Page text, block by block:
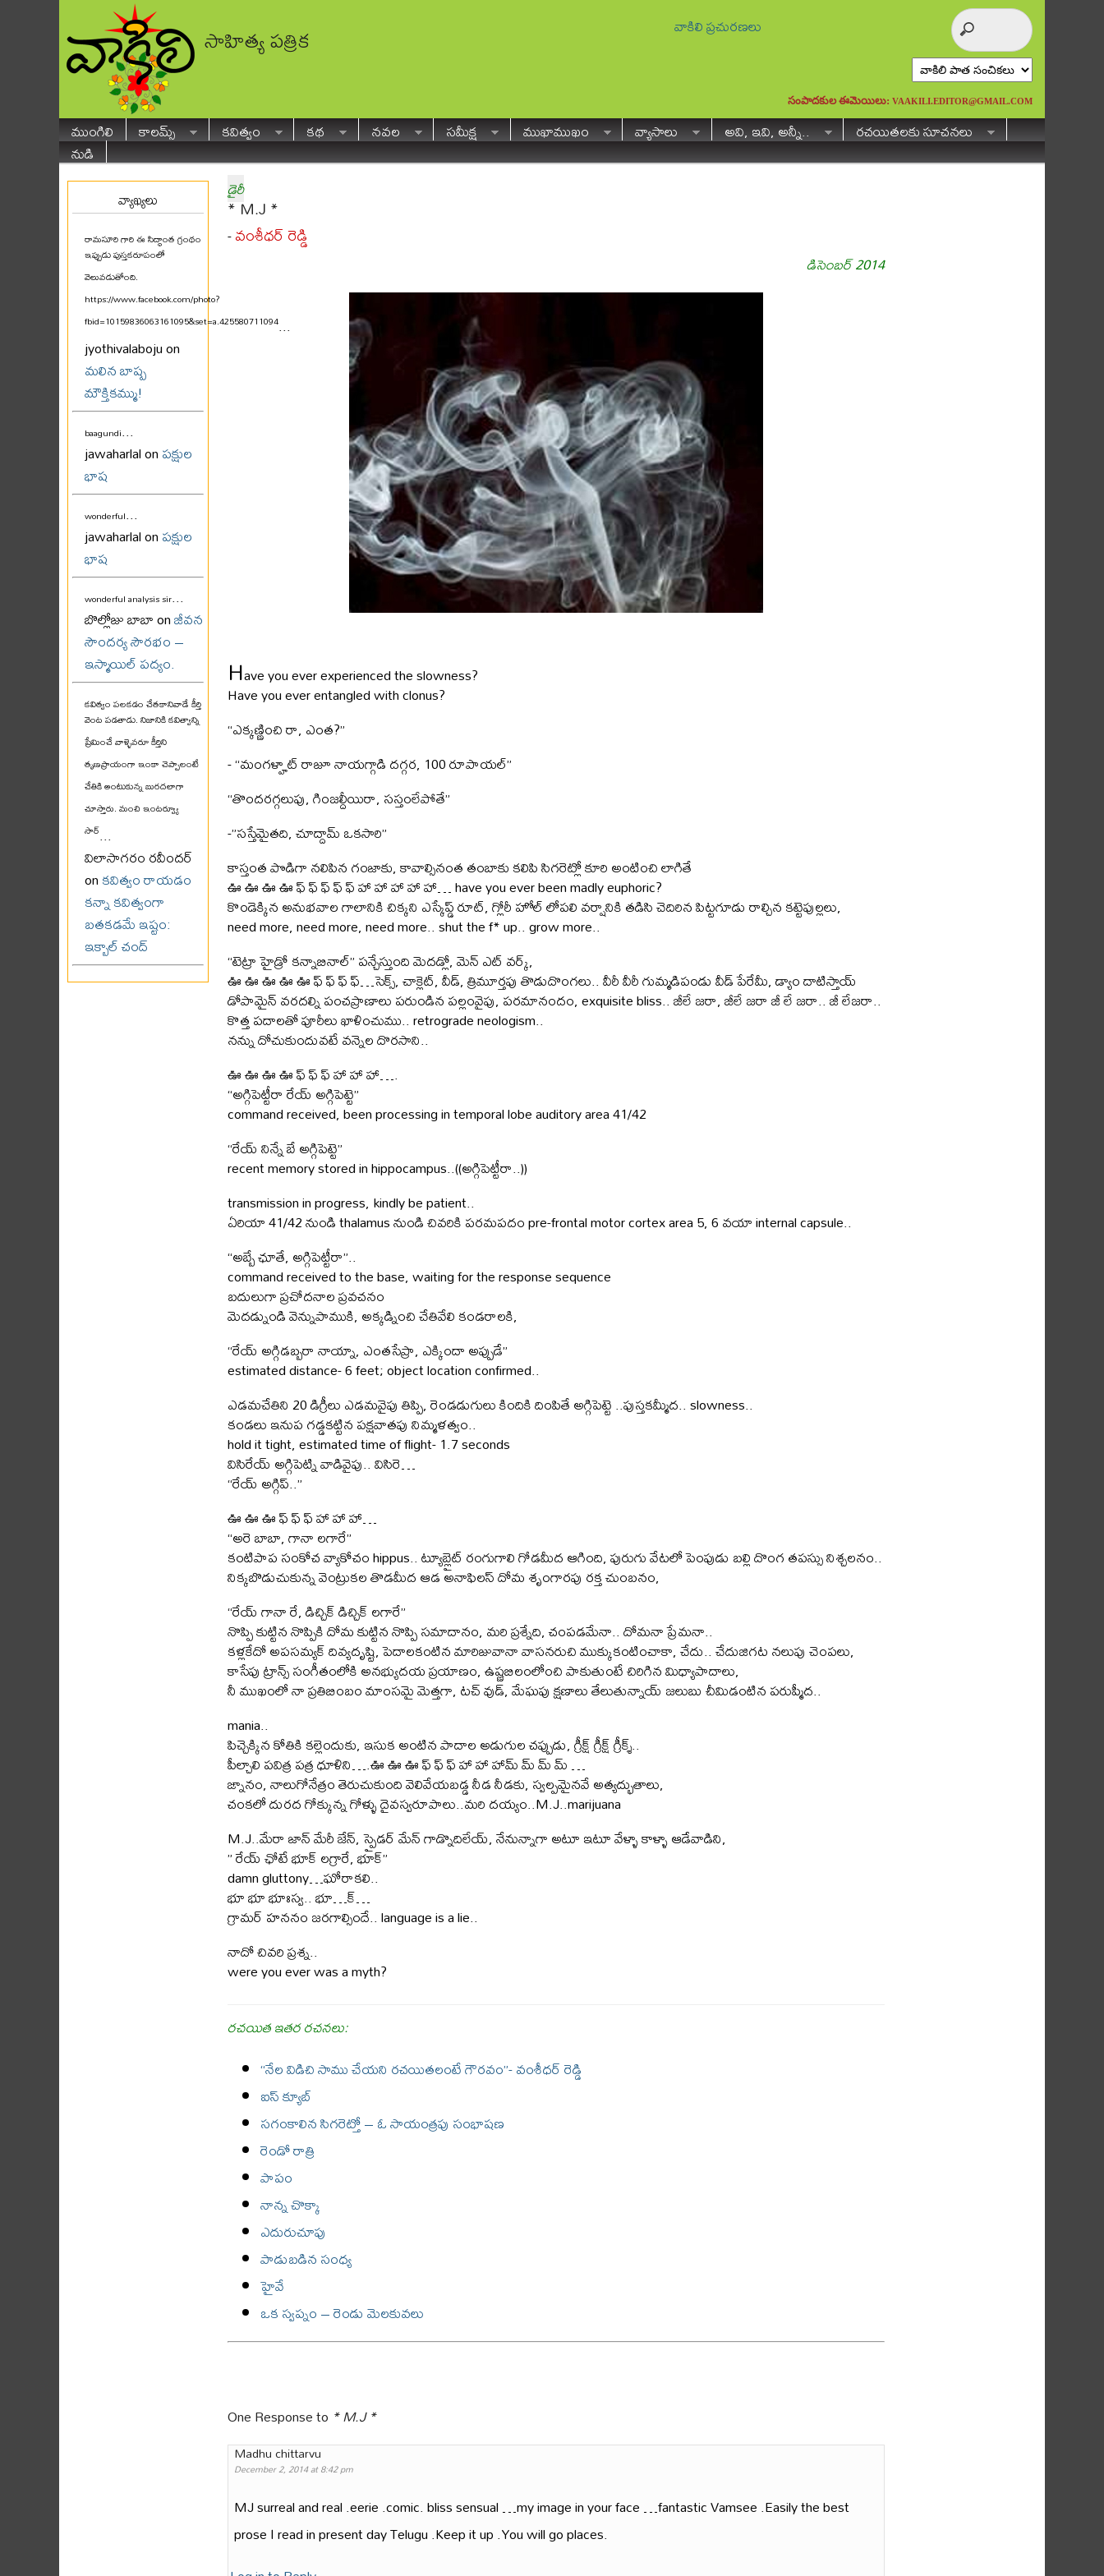
సాహిత్య పత్రిక వాకిలి ప్రచురణలు
సంపాదకుల ఈమెయిలు: VAAKILI.EDITOR@GMAIL.COM
ముంగిలి కాలమ్స్ కవిత్వం కథ నవల సమీక్ష ముఖాముఖం వ్యాసాలు అవి, ఇవి, అన్నీ..
రచయితలకు సూచనలు
నుడి
వ్యాఖ్యలు
రామసూరి గారి ఈ సిద్ధాంత గ్రంథం
ఇప్పుడు పుస్తకరూపంలో
వెలువడుతోంది.
https://www.facebook.com/photo?
fbid=10159836063161095&set=a.425580711094...
jyothivalaboju on
మలిన బాష్ప
మౌక్తికమ్ము!
baagundi...
jawaharlal onపక్షుల
భాష
wonderful...
jawaharlal onపక్షుల
భాష
wonderful analysis sir...
బొల్లోజు బాబా onజీవన
సౌందర్య సౌరభం –
ఇస్మాయిల్ పద్యం.
కవిత్వం పలకడం చేతకానివాడే కీర్తి
వెంట పడతాడు. నిజానికి కవిత్వాన్ని
ప్రేమించే వాళ్ళెవరూ కీర్తిని
తృణప్రాయంగా ఇంకా చెప్పాలంటే
చేతికి అంటుకున్న బురదలాగా
చూస్తారు. మంచి ఇంటర్వ్యూ
సార్...
విలాసాగరం రవీందర్
onకవిత్వం రాయడం
కన్నా కవిత్వంగా
బతకడమే ఇష్టం:
ఇక్బాల్ చంద్
డైరీ
* M.J *
-వంశీధర్ రెడ్డి
డిసెంబర్ 2014
Have you ever experienced the slowness?
Have you ever entangled with clonus?
“ఎక్కణ్ణించి రా, ఎంత?”
- “మంగళ్హాట్ రాజూ నాయగ్గాడి దగ్గర, 100 రూపాయల్”
“తొందరగ్గలుపు, గింజల్దీయిరా, సస్తంలేపోతే”
-”సస్తేమైతది, చూద్దామ్ ఒకసారి”
కాస్తంత పొడిగా నలిపిన గంజాకు, కావాల్సినంత తంబాకు కలిపి సిగరెట్లో కూరి అంటించి లాగితే
ఊ ఊ ఊ ఊ ఫ్ ఫ్ ఫ్ ఫ్ ఫ్ హా హా హా హా హా… have you ever been madly euphoric?
కొండెక్కిన అనుభవాల గాలానికి చిక్కని ఎస్కేప్డ్ రూట్, గ్లోరీ హోల్ లోపలి వర్షానికి తడిసి చెదిరిన పిట్టగూడు రాల్చిన కట్టెపుల్లలు,
need more, need more, need more.. shut the f* up.. grow more..
“టెట్రా హైడ్రో కన్నాబినాల్” పన్చేస్తుంది మెదడ్లో, మెన్ ఎట్ వర్క్,
ఊ ఊ ఊ ఊ ఊ ఫ్ ఫ్ ఫ్ ఫ్…సెక్స్, చాక్లెట్, వీడ్, త్రిమూర్తపు తొడుదొంగలు.. వీరీ వీరీ గుమ్మడిపండు వీడ్ పేరేమీ, డ్యాం దాటిస్తాయ్
డోపామైన్ వరదల్ని పంచప్రాణాలు పరుండిన పల్లంవైపు, పరమానందం, exquisite bliss.. జీలే జరా, జీలే జరా జీ లే జరా.. జీ లేజరా..
కొత్త పదాలతో పూరీలు ఖాళించుము.. retrograde neologism..
నన్ను దోచుకుందువటే వన్నెల దొరసాని..
ఊ ఊ ఊ ఊ ఫ్ ఫ్ ఫ్ హా హా హా….
“అగ్గిపెట్టీరా రేయ్ అగ్గిపెట్టె”
command received, been processing in temporal lobe auditory area 41/42
“రేయ్ నిన్నే బే అగ్గిపెట్టె”
recent memory stored in hippocampus..((అగ్గిపెట్టీరా..))
transmission in progress, kindly be patient..
ఏరియా 41/42 నుండి thalamus నుండి చివరికి పరమపదం pre-frontal motor cortex area 5, 6 వయా internal capsule..
“అబ్బే ఛూతే, అగ్గిపెట్టీరా”..
command received to the base, waiting for the response sequence
బదులుగా ప్రచోదనాల ప్రవచనం
మెదడ్నుండి వెన్నుపాముకి, అక్కడ్నించి చేతివేలి కండరాలకి,
“రేయ్ అగ్గిడబ్బరా నాయ్నా, ఎంతసేప్రా, ఎక్కిందా అప్పుడే”
estimated distance- 6 feet; object location confirmed..
ఎడమచేతిని 20 డిగ్రీలు ఎడమవైపు తిప్పి, రెండడుగులు కిందికి దింపితే అగ్గిపెట్టె ..పుస్తకమ్మీద.. slowness..
కండలు ఇనుప గడ్డకట్టిన పక్షవాతపు నిమ్మళత్వం..
hold it tight, estimated time of flight- 1.7 seconds
విసిరేయ్ అగ్గిపెట్ని వాడివైపు.. విసిరె…
“రేయ్ అగ్గిప్..”
ఊ ఊ ఊ ఫ్ ఫ్ ఫ్ హా హా హా…
“అరె బాబా, గానా లగారే”
కంటిపాప సంకోచ వ్యాకోచం hippus.. ట్యూబ్లైట్ రంగుగాలి గోడమీద ఆగింది, పురుగు వేటలో పెంపుడు బల్లి దొంగ తపస్సు నిశ్చలనం..
నిక్కబొడుచుకున్న వెంట్రుకల తొడమీద ఆడ అనాఫిలస్ దోమ శృంగారపు రక్త చుంబనం,
“రేయ్ గానా రే, డిచ్చిక్ డిచ్చిక్ లగారే”
నొప్పి కుట్టిన నొప్పికి దోమ కుట్టిన నొప్పి సమాదానం, మరి ప్రశ్నేది, చంపడమేనా.. దోమనా ప్రేమనా..
కళ్లకేదో అపసమ్యక్ దివ్యదృష్టి, పెదాలకంటిన మారిజువానా వాసనరుచి ముక్కుకంటించాకా, చేదు.. చేదుజిగట నలుపు చెంపలు,
కాసేపు ట్రాన్స్ సంగీతంలోకి అనభ్యుదయ ప్రయాణం, ఉష్ణబిలంలోంచి పాకుతుంటే చిరిగిన మిధ్యాపాదాలు,
నీ ముఖంలో నా ప్రతిబింబం మాంసమై మెత్తగా, టచ్ వుడ్, మేఘపు క్షణాలు తేలుతున్నాయ్ జలుబు చీమిడంటిన పరుప్మీద..
mania..
పిచ్చెక్కిన కోతికి కల్లెందుకు, ఇసుక అంటిన పాదాల అడుగుల చప్పుడు, గ్రీక్ష్ గ్రీక్ష్ గ్రీక్శ్..
పీల్చాలి పవిత్ర పత్ర ధూళిని….ఊ ఊ ఊ ఫ్ ఫ్ ఫ్ హా హా హామ్ మ్ మ్ మ్ …
ఙ్నానం, నాలుగోనేత్రం తెరుచుకుంది వెలివేయబడ్డ నీడ నీడకు, స్వల్పమైనవే అత్యద్భుతాలు,
చంకలో దురద గోక్కున్న గోళ్ళు దైవస్వరూపాలు..మరి దయ్యం..M.J..marijuana
M.J..మేరా జాన్ మేరీ జేన్, స్పైడర్ మేన్ గాడ్నొదిలేయ్, నేనున్నాగా అటూ ఇటూ వేళ్ళా కాళ్ళా ఆడేవాడిని,
” రేయ్ ఛోటే భూక్ లగ్రారే, భూక్”
damn gluttony…ఘోరాకలి..
భూ భూ భూఃస్వ.. భూ…క్…
గ్రామర్ హననం జరగాల్సిందే.. language is a lie..
నాదో చివరి ప్రశ్న..
were you ever was a myth?
రచయిత ఇతర రచనలు:
“నేల విడిచి సాము చేయని రచయితలంటే గౌరవం”- వంశీధర్ రెడ్డి
ఐస్ క్యూబ్
సగంకాలిన సిగరెట్తో – ఓ సాయంత్రపు సంభాషణ
రెండో రాత్రి
పాపం
నాన్న చొక్కా
ఎదురుచూపు
పాడుబడిన సంధ్య
హైవే
ఒక స్వప్నం – రెండు మెలకువలు
One Response to * M.J *
Madhu chittarvu
December 2, 2014 at 8:42 pm
MJ surreal and real .eerie .comic. bliss sensual …my image in your face …fantastic Vamsee .Easily the best
prose I read in present day Telugu .Keep it up .You will go places.